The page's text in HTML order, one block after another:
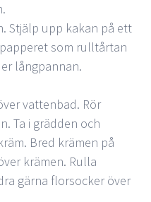
Stjälp upp kakan på ett
som rulltårtan
långpannan.
vattenbad. Rör
Ta i grädden och
Bred krämen på
krämen. Rulla
gärna florsocker över